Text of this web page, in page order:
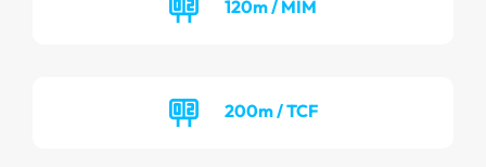
120m / MIM
200m / TCF